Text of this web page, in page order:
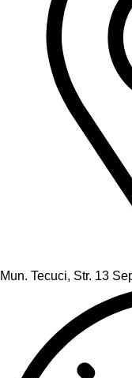
Mun. Tecuci, Str. 13